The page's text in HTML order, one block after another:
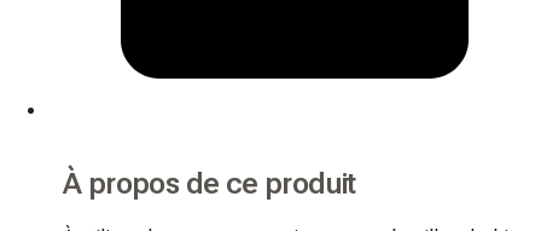
À propos de ce produit